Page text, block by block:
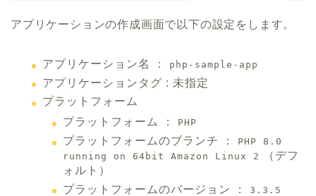
アプリケーションの作成画面で以下の設定をします。
アプリケーション名 ： php-sample-app
アプリケーションタグ : 未指定
プラットフォーム
プラットフォーム ：
PHP
プラットフォームのブランチ ：
PHP 8.0
running on 64bit Amazon Linux 2
（デフ
ォルト）
プラットフォームのバージョン ：
3.3.5